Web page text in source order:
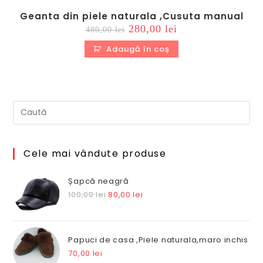
Geanta din piele naturala ,Cusuta manual
480,00lei Prețul
inițial
a
fost:
480,00 lei.
280,00 lei
este:
Adaugă în coș
Cele mai vândute produse
Șapcă neagră
100,00lei Prețul
fost:
80,00lei
80,00 lei.
Papuci de casa ,Piele naturala,maro inchis
70,00 lei